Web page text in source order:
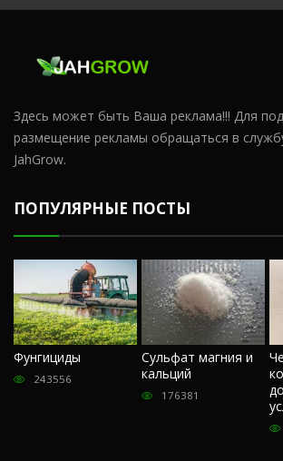
Здесь может быть Ваша реклама!!! Для
размещение рекламы обращаться в
JahGrow.
ПОПУЛЯРНЫЕ ПОСТЫ
Фунгициды
243556
Сульфат магния и
кальций
176381